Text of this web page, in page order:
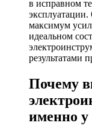
в исправном
максимум
идеальном
результатами
Почему
именно у